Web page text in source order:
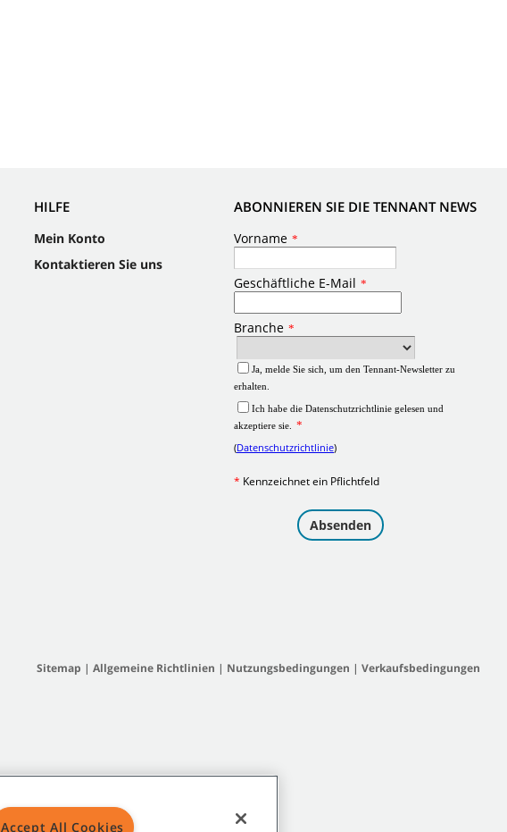
HILFE
Mein Konto
Kontaktieren Sie uns
ABONNIEREN SIE DIE TENNANT NEWS
Sitemap | Allgemeine Richtlinien | Nutzungsbedingungen | Verkaufsbedingungen
Accept All Cookies